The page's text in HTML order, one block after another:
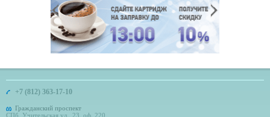
+7 (812) 363-17-10
Гражданский проспект
СПб, Учительская ул., 23, оф. 220